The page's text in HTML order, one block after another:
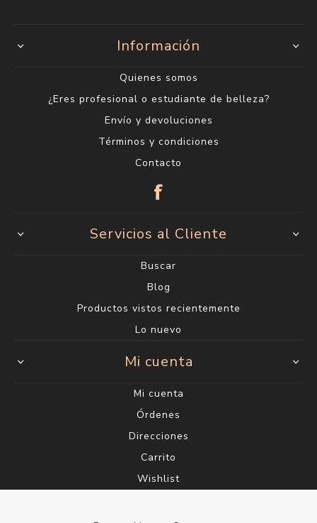
Información
Quienes somos
¿Eres profesional o estudiante de belleza?
Envío y devoluciones
Términos y condiciones
Contacto
Servicios al Cliente
Buscar
Blog
Productos vistos recientemente
Lo nuevo
Mi cuenta
Mi cuenta
Órdenes
Direcciones
Carrito
Wishlist